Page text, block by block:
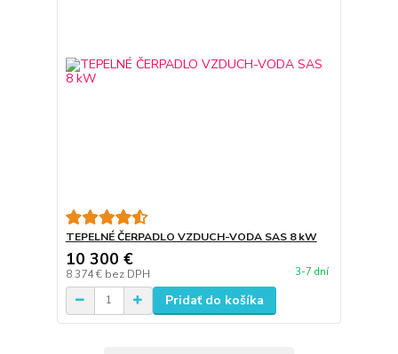
TEPELNÉ ČERPADLO VZDUCH-VODA SAS 8 kW
10 300 €
8 374 € bez DPH 3-7 dní
Pridať do košíka